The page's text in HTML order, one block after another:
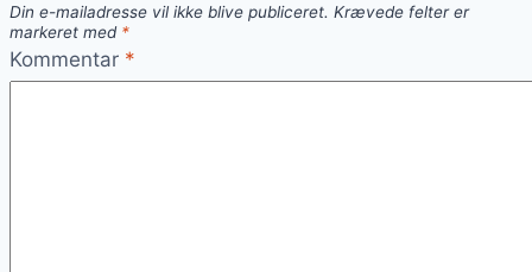
Din e-mailadresse vil ikke blive publiceret. Krævede felter er
markeret med *
Kommentar *